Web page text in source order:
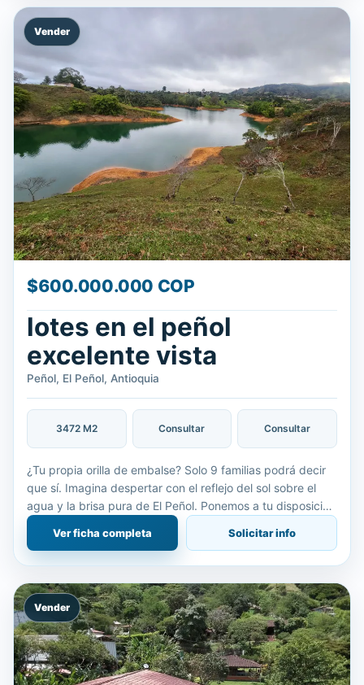
Vender
lotes en el peñol
excelente vista
Peñol, El Peñol, Antioquia
$600.000.000 COP
3472 M2 Consultar Consultar
¿Tu propia orilla de embalse? Solo 9 familias podrá decir
que sí. Imagina despertar con el reflejo del sol sobre el
agua y la brisa pura de El Peñol. Ponemos a tu disposición
9 lotes exclusivos con acceso directo al emba
Ver ficha completa Solicitar info
Vender